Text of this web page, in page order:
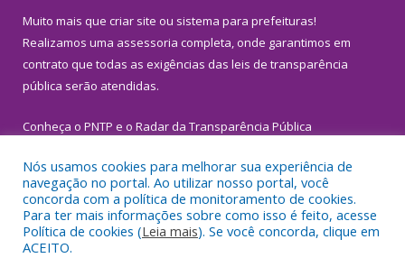
Muito mais que criar site ou sistema para prefeituras!
Realizamos uma assessoria completa, onde garantimos em
contrato que todas as exigências das leis de transparência
pública serão atendidas.
Conheça o PNTP e o Radar da Transparência Pública
Todos os direitos reservados a Prefeitura Municipal de
Inhangapi.
Nós usamos cookies para melhorar sua experiência de
navegação no portal. Ao utilizar nosso portal, você
concorda com a política de monitoramento de cookies.
Para ter mais informações sobre como isso é feito, acesse
Política de cookies (Leia mais). Se você concorda, clique em
ACEITO.